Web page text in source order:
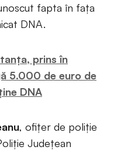
fapta în fața
DNA.
prins în
5.000 de euro de
DNA
, ofițer de poliție
Județean